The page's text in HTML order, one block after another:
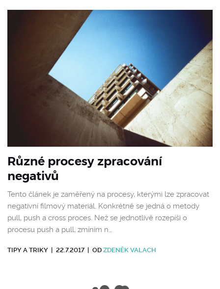
Různé procesy zpracování
negativů
Tento článek je zaměřený na procesy, kterými lze zpracovat
negativní filmový materiál. Konkrétně se jedná o metody
pull, push a cross proces. Než se jednotlivě rozepíši o
procesu push a pull, zmíním n…
TIPY A TRIKY 22.7.2017 OD ZDENĚK VALACH